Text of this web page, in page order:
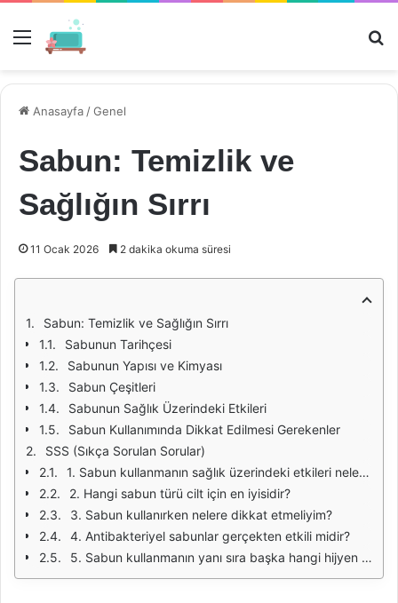
Menü
Anasayfa /Genel
Sabun: Temizlik ve
Sağlığın Sırrı
11 Ocak 2026 2 dakika okuma süresi
Sabun: Temizlik ve Sağlığın Sırrı
Sabunun Tarihçesi
Sabunun Yapısı ve Kimyası
Sabun Çeşitleri
Sabunun Sağlık Üzerindeki Etkileri
Sabun Kullanımında Dikkat Edilmesi Gerekenler
SSS (Sıkça Sorulan Sorular)
1. Sabun kullanmanın sağlık üzerindeki etkileri nelerdir?
2. Hangi sabun türü cilt için en iyisidir?
3. Sabun kullanırken nelere dikkat etmeliyim?
4. Antibakteriyel sabunlar gerçekten etkili midir?
5. Sabun kullanmanın yanı sıra başka hangi hijyen önlemleri almalıyım?